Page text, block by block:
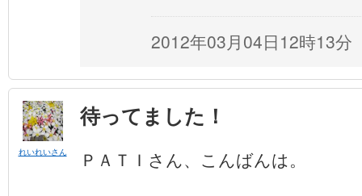
2012年03月04日12時13分
れいれいさん
待ってました！
ＰＡＴＩさん、こんばんは。